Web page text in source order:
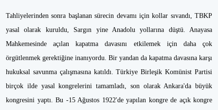
Tahliyelerinden sonra başlanan sürecin devamı için kollar sıvandı, TBKP
yasal olarak kuruldu, Sargın yine Anadolu yollarına düştü. Anayasa
Mahkemesinde açılan kapatma davasını etkilemek için daha çok
örgütlenmek gerektiğine inanıyordu. Bir yandan da kapatma davasına karşı
hukuksal savunma çalışmasına katıldı. Türkiye Birleşik Komünist Partisi
birçok ilde yasal kongrelerini tamamladı, son olarak Ankara'da büyük
kongresini yaptı. Bu -15 Ağustos 1922'de yapılan kongre de açık kongre